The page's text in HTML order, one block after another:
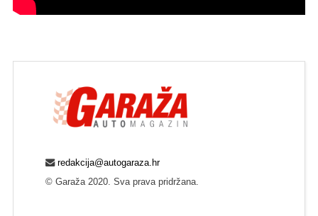
redakcija@autogaraza.hr
© Garaža 2020. Sva prava pridržana.